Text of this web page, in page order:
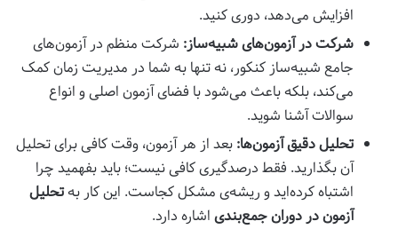
افزایش می‌دهد، دوری کنید.
شرکت در آزمون‌های شبیه‌ساز: شرکت منظم در آزمون‌های
جامع شبیه‌ساز کنکور، نه تنها به شما در مدیریت زمان کمک
می‌کند، بلکه باعث می‌شود با فضای آزمون اصلی و انواع
سوالات آشنا شوید.
تحلیل دقیق آزمون‌ها: بعد از هر آزمون، وقت کافی برای تحلیل
آن بگذارید. فقط درصدگیری کافی نیست؛ باید بفهمید چرا
اشتباه کرده‌اید و ریشه‌ی مشکل کجاست. این کار بهتحلیل
آزمون در دوران جمع‌بندی اشاره دارد.